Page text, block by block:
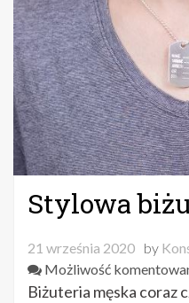
Stylowa
21 września 2020 by
Możliwość
Biżuteria męska coraz